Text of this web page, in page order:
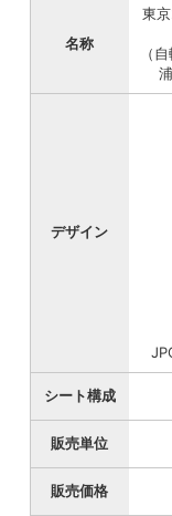
名称
東
（
デザイン
シート構成
販売単位
販売価格